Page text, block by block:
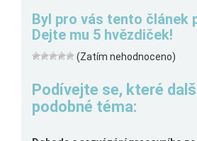
Byl pro vás tento článek
Dejte mu 5 hvězdiček!
(Zatím nehodnoceno)
Podívejte se, které
podobné téma: